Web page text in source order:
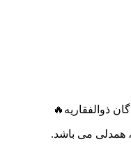
ذوالفقاریه🔥